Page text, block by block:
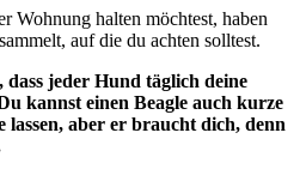
Wohnung halten möchtest, haben
auf die du achten solltest.
dass jeder Hund täglich deine
kannst einen Beagle auch kurze
aber er braucht dich, denn